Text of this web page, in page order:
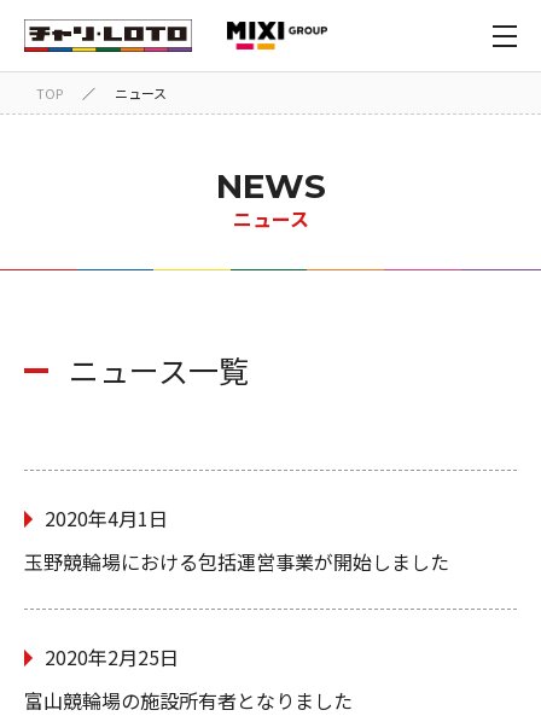
TOP ／ ニュース
NEWS
ニュース
ニュース一覧
2020年4月1日
玉野競輪場における包括運営事業が開始しました
2020年2月25日
富山競輪場の施設所有者となりました